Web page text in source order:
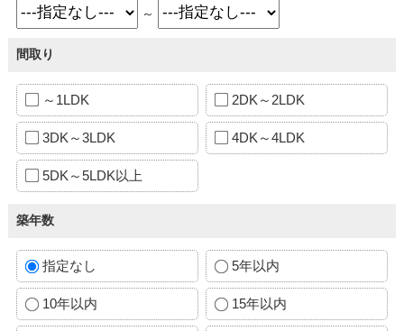
～
間取り
～1LDK 2DK～2LDK
3DK～3LDK 4DK～4LDK
5DK～5LDK以上
築年数
指定なし 5年以内
10年以内 15年以内